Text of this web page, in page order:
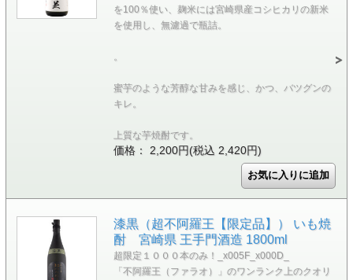
を100％使い、麹米には宮崎県産コシヒカリの新米
を使用し、無濾過で瓶詰。
蜜芋のような芳醇な甘みを感じ、かつ、バツグンの
キレ。
上質な芋焼酎です。
価格： 2,200円(税込 2,420円)
漆黒（超不阿羅王【限定品】） いも焼
酎 宮崎県 王手門酒造 1800ml
超限定１０００本のみ！_x005F_x000D_
「不阿羅王（ファラオ）」のワンランク上のクオリ